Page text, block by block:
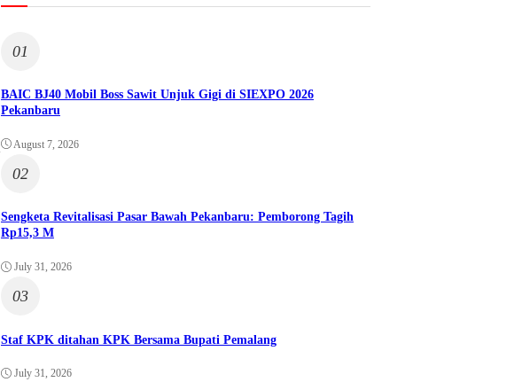
01
BAIC BJ40 Mobil Boss Sawit Unjuk Gigi di SIEXPO 2026
Pekanbaru
August 7, 2026
02
Sengketa Revitalisasi Pasar Bawah Pekanbaru: Pemborong Tagih
Rp15,3 M
July 31, 2026
03
Staf KPK ditahan KPK Bersama Bupati Pemalang
July 31, 2026